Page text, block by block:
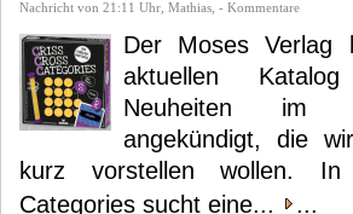
Nachricht von 21:11 Uhr, Mathias, - Kommentare
Der Moses Verlag
aktuellen
Neuheiten im
angekündigt, die
kurz vorstellen wollen.
Categories sucht eine...
...